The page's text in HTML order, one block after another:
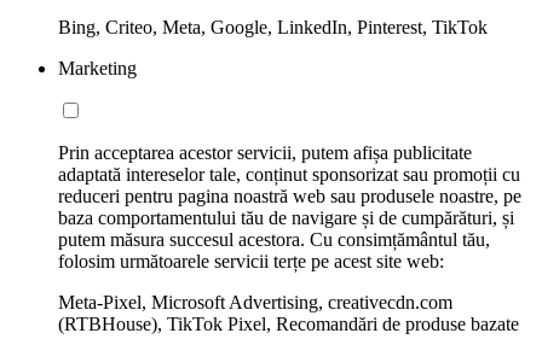
Bing, Criteo, Meta, Google, LinkedIn, Pinterest, TikTok
Marketing
Prin acceptarea acestor servicii, putem afișa publicitate
adaptată intereselor tale, conținut sponsorizat sau promoții cu
reduceri pentru pagina noastră web sau produsele noastre, pe
baza comportamentului tău de navigare și de cumpărături, și
putem măsura succesul acestora. Cu consimțământul tău,
folosim următoarele servicii terțe pe acest site web:
Meta-Pixel, Microsoft Advertising, creativecdn.com
(RTBHouse), TikTok Pixel, Recomandări de produse bazate